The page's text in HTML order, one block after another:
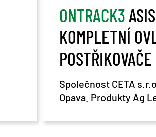
ONTRACK3
KOMPLETNÍ
MODUL AG
Společnost CETA
Opava. Produkty Ag